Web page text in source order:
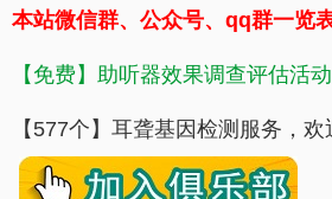
本站微信群、公众号、qq群一览
【免费】助听器效果调查评估活动
【577个】耳聋基因检测服务，欢